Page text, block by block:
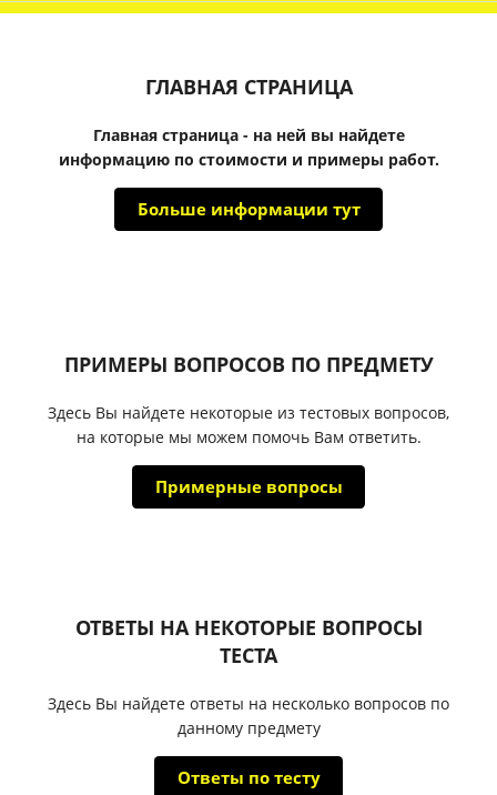
ГЛАВНАЯ СТРАНИЦА
Главная страница - на ней вы найдете
информацию по стоимости и примеры работ.
Больше информации тут
ПРИМЕРЫ ВОПРОСОВ ПО ПРЕДМЕТУ
Здесь Вы найдете некоторые из тестовых вопросов,
на которые мы можем помочь Вам ответить.
Примерные вопросы
ОТВЕТЫ НА НЕКОТОРЫЕ ВОПРОСЫ
ТЕСТА
Здесь Вы найдете ответы на несколько вопросов по
данному предмету
Ответы по тесту